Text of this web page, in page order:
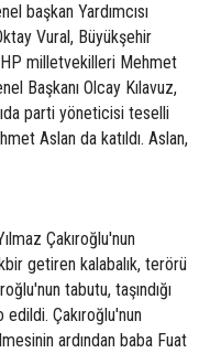
başkan Yardımcısı
Vural, Büyükşehir
milletvekilleri Mehmet
Başkanı Olcay Kılavuz,
parti yöneticisi teselli
Aslan da katıldı. Aslan,
Çakıroğlu'nun
getiren kalabalık, terörü
tabutu, taşındığı
Çakıroğlu'nun
ardından baba Fuat